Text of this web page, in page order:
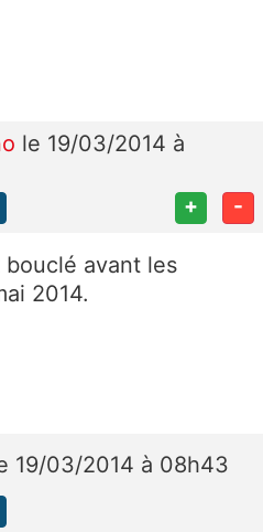
le 19/03/2014 à
+ -
avant les
2014.
19/03/2014 à 08h43